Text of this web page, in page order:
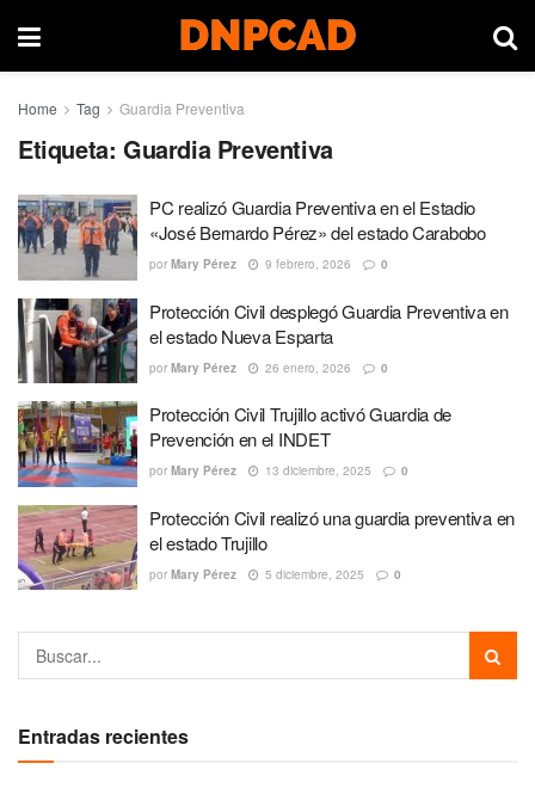
Home Tag Guardia Preventiva
Etiqueta: Guardia Preventiva
PC realizó Guardia Preventiva en el Estadio
«José Bernardo Pérez» del estado Carabobo
por Mary Pérez 9 febrero, 2026 0
Protección Civil desplegó Guardia Preventiva en
el estado Nueva Esparta
por Mary Pérez 26 enero, 2026 0
Protección Civil Trujillo activó Guardia de
Prevención en el INDET
por Mary Pérez 13 diciembre, 2025 0
Protección Civil realizó una guardia preventiva en
el estado Trujillo
por Mary Pérez 5 diciembre, 2025 0
Entradas recientes